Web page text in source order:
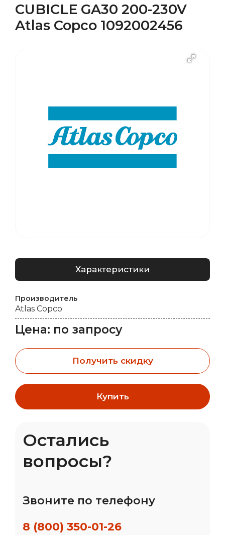
CUBICLE GA30 200-230V
Atlas Copco 1092002456
Характеристики
Производитель
Atlas Copco
Цена: по запросу
Получить скидку
Купить
Остались
вопросы?
Звоните по телефону
8 (800) 350-01-26